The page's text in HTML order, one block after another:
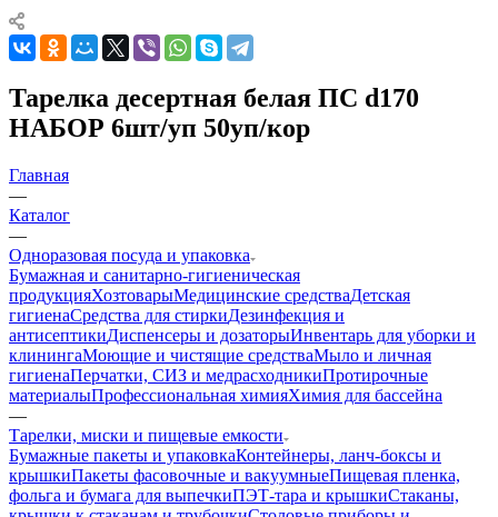
Тарелка десертная белая ПС d170
НАБОР 6шт/уп 50уп/кор
Главная
—
Каталог
—
Одноразовая посуда и упаковка
Бумажная и санитарно-гигиеническая
продукцияХозтоварыМедицинские средстваДетская
гигиенаСредства для стиркиДезинфекция и
антисептикиДиспенсеры и дозаторыИнвентарь для уборки и
клинингаМоющие и чистящие средстваМыло и личная
гигиенаПерчатки, СИЗ и медрасходникиПротирочные
материалыПрофессиональная химияХимия для бассейна
—
Тарелки, миски и пищевые емкости
Бумажные пакеты и упаковкаКонтейнеры, ланч-боксы и
крышкиПакеты фасовочные и вакуумныеПищевая пленка,
фольга и бумага для выпечкиПЭТ-тара и крышкиСтаканы,